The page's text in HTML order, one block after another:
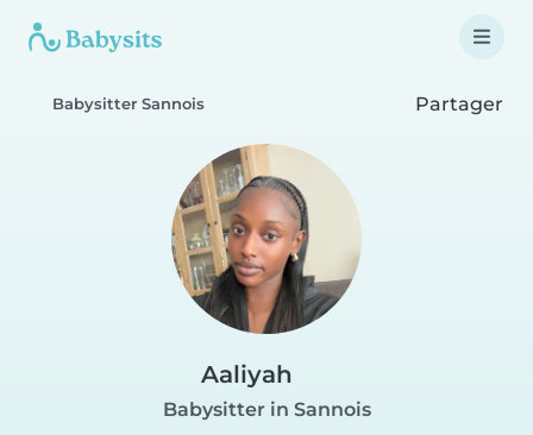
Babysitter Sannois Partager
Aaliyah
Babysitter in Sannois